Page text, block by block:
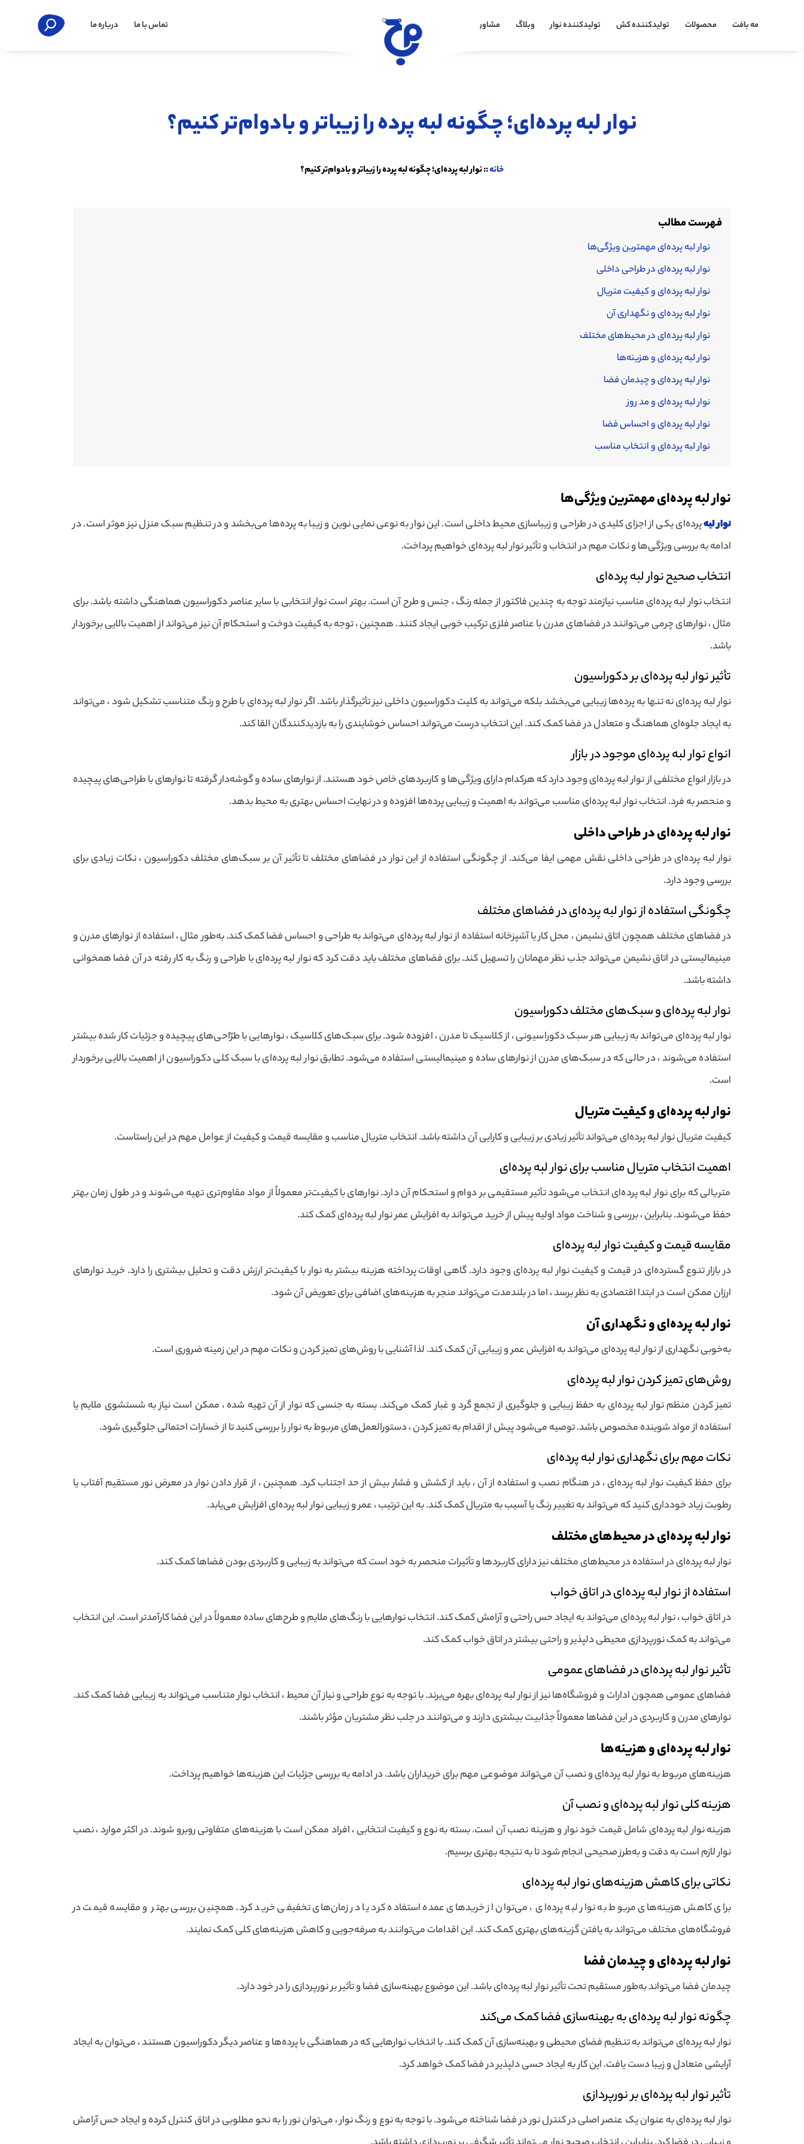
مه بافت محصولات تولیدکننده کش تولیدکننده نوار وبلاگ مشاوره خرید تماس با ما درباره ما
نوار لبه پرده‌ای؛ چگونه لبه پرده را زیباتر و بادوام‌تر کنیم؟
خانه::نوار لبه پرده‌ای؛ چگونه لبه پرده را زیباتر و بادوام‌تر کنیم؟
فهرست مطالب
نوار لبه پرده‌ای مهمترین ویژگی‌ها
نوار لبه پرده‌ای در طراحی داخلی
نوار لبه پرده‌ای و کیفیت متریال
نوار لبه پرده‌ای و نگهداری آن
نوار لبه پرده‌ای در محیط‌های مختلف
نوار لبه پرده‌ای و هزینه‌ها
نوار لبه پرده‌ای و چیدمان فضا
نوار لبه پرده‌ای و مد روز
نوار لبه پرده‌ای و احساس فضا
نوار لبه پرده‌ای و انتخاب مناسب
نوار لبه پرده‌ای مهمترین ویژگی‌ها
نوار لبهپرده‌ای یکی از اجزای کلیدی در طراحی و زیباسازی محیط داخلی است. این نوار به نوعی نمایی نوین و زیبا به پرده‌ها می‌بخشد و در تنظیم سبک منزل نیز موثر است. در
ادامه به بررسی ویژگی‌ها و نکات مهم در انتخاب و تأثیر نوار لبه پرده‌ای خواهیم پرداخت.
انتخاب صحیح نوار لبه پرده‌ای
انتخاب نوار لبه پرده‌ای مناسب نیازمند توجه به چندین فاکتور از جمله رنگ ، جنس و طرح آن است. بهتر است نوار انتخابی با سایر عناصر دکوراسیون هماهنگی داشته باشد. برای
مثال ، نوارهای چرمی می‌توانند در فضاهای مدرن با عناصر فلزی ترکیب خوبی ایجاد کنند. همچنین ، توجه به کیفیت دوخت و استحکام آن نیز می‌تواند از اهمیت بالایی برخوردار
باشد.
تأثیر نوار لبه پرده‌ای بر دکوراسیون
نوار لبه پرده‌ای نه تنها به پرده‌ها زیبایی می‌بخشد بلکه می‌تواند به کلیت دکوراسیون داخلی نیز تأثیرگذار باشد. اگر نوار لبه پرده‌ای با طرح و رنگ متناسب تشکیل شود ، می‌تواند
به ایجاد جلوه‌ای هماهنگ و متعادل در فضا کمک کند. این انتخاب درست می‌تواند احساس خوشایندی را به بازدیدکنندگان القا کند.
انواع نوار لبه پرده‌ای موجود در بازار
در بازار انواع مختلفی از نوار لبه پرده‌ای وجود دارد که هرکدام دارای ویژگی‌ها و کاربردهای خاص خود هستند. از نوارهای ساده و گوشه‌دار گرفته تا نوارهای با طراحی‌های پیچیده
و منحصر به فرد. انتخاب نوار لبه پرده‌ای مناسب می‌تواند به اهمیت و زیبایی پرده‌ها افزوده و در نهایت احساس بهتری به محیط بدهد.
نوار لبه پرده‌ای در طراحی داخلی
نوار لبه پرده‌ای در طراحی داخلی نقش مهمی ایفا می‌کند. از چگونگی استفاده از این نوار در فضاهای مختلف تا تأثیر آن بر سبک‌های مختلف دکوراسیون ، نکات زیادی برای
بررسی وجود دارد.
چگونگی استفاده از نوار لبه پرده‌ای در فضاهای مختلف
در فضاهای مختلف همچون اتاق نشیمن ، محل کار یا آشپزخانه استفاده از نوار لبه پرده‌ای می‌تواند به طراحی و احساس فضا کمک کند. به‌طور مثال ، استفاده از نوارهای مدرن و
مینیمالیستی در اتاق نشیمن می‌تواند جذب نظر مهمانان را تسهیل کند. برای فضاهای مختلف باید دقت کرد که نوار لبه پرده‌ای با طراحی و رنگ به کار رفته در آن فضا همخوانی
داشته باشد.
نوار لبه پرده‌ای و سبک‌های مختلف دکوراسیون
نوار لبه پرده‌ای می‌تواند به زیبایی هر سبک دکوراسیونی ، از کلاسیک تا مدرن ، افزوده شود. برای سبک‌های کلاسیک ، نوارهایی با طرّاحی‌های پیچیده و جزئیات کار شده بیشتر
استفاده می‌شوند ، در حالی که در سبک‌های مدرن از نوارهای ساده و مینیمالیستی استفاده می‌شود. تطابق نوار لبه پرده‌ای با سبک کلی دکوراسیون از اهمیت بالایی برخوردار
است.
نوار لبه پرده‌ای و کیفیت متریال
کیفیت متریال نوار لبه پرده‌ای می‌تواند تأثیر زیادی بر زیبایی و کارایی آن داشته باشد. انتخاب متریال مناسب و مقایسه قیمت و کیفیت از عوامل مهم در این راستاست.
اهمیت انتخاب متریال مناسب برای نوار لبه پرده‌ای
متریالی که برای نوار لبه پرده‌ای انتخاب می‌شود تأثیر مستقیمی بر دوام و استحکام آن دارد. نوارهای با کیفیت‌تر معمولاً از مواد مقاوم‌تری تهیه می‌شوند و در طول زمان بهتر
حفظ می‌شوند. بنابراین ، بررسی و شناخت مواد اولیه پیش از خرید می‌تواند به افزایش عمر نوار لبه پرده‌ای کمک کند.
مقایسه قیمت و کیفیت نوار لبه پرده‌ای
در بازار تنوع گسترده‌ای در قیمت و کیفیت نوار لبه پرده‌ای وجود دارد. گاهی اوقات پرداخته هزینه بیشتر به نوار با کیفیت‌تر ارزش دقت و تحلیل بیشتری را دارد. خرید نوارهای
ارزان ممکن است در ابتدا اقتصادی به نظر برسد ، اما در بلندمدت می‌تواند منجر به هزینه‌های اضافی برای تعویض آن شود.
نوار لبه پرده‌ای و نگهداری آن
به‌خوبی نگهداری از نوار لبه پرده‌ای می‌تواند به افزایش عمر و زیبایی آن کمک کند. لذا آشنایی با روش‌های تمیز کردن و نکات مهم در این زمینه ضروری است.
روش‌های تمیز کردن نوار لبه پرده‌ای
تمیز کردن منظم نوار لبه پرده‌ای به حفظ زیبایی و جلوگیری از تجمع گرد و غبار کمک می‌کند. بسته به جنسی که نوار از آن تهیه شده ، ممکن است نیاز به شستشوی ملایم یا
استفاده از مواد شوینده مخصوص باشد. توصیه می‌شود پیش از اقدام به تمیز کردن ، دستورالعمل‌های مربوط به نوار را بررسی کنید تا از خسارات احتمالی جلوگیری شود.
نکات مهم برای نگهداری نوار لبه پرده‌ای
برای حفظ کیفیت نوار لبه پرده‌ای ، در هنگام نصب و استفاده از آن ، باید از کشش و فشار بیش از حد اجتناب کرد. همچنین ، از قرار دادن نوار در معرض نور مستقیم آفتاب یا
رطوبت زیاد خودداری کنید که می‌تواند به تغییر رنگ یا آسیب به متریال کمک کند. به این ترتیب ، عمر و زیبایی نوار لبه پرده‌ای افزایش می‌یابد.
نوار لبه پرده‌ای در محیط‌های مختلف
نوار لبه پرده‌ای در استفاده در محیط‌های مختلف نیز دارای کاربردها و تأثیرات منحصر به خود است که می‌تواند به زیبایی و کاربردی بودن فضاها کمک کند.
استفاده از نوار لبه پرده‌ای در اتاق خواب
در اتاق خواب ، نوار لبه پرده‌ای می‌تواند به ایجاد حس راحتی و آرامش کمک کند. انتخاب نوارهایی با رنگ‌های ملایم و طرح‌های ساده معمولاً در این فضا کارآمدتر است. این انتخاب
می‌تواند به کمک نورپردازی محیطی دلپذیر و راحتی بیشتر در اتاق خواب کمک کند.
تأثیر نوار لبه پرده‌ای در فضاهای عمومی
فضاهای عمومی همچون ادارات و فروشگاه‌ها نیز از نوار لبه پرده‌ای بهره می‌برند. با توجه به نوع طراحی و نیاز آن محیط ، انتخاب نوار متناسب می‌تواند به زیبایی فضا کمک کند.
نوارهای مدرن و کاربردی در این فضاها معمولاً جذابیت بیشتری دارند و می‌توانند در جلب نظر مشتریان مؤثر باشند.
نوار لبه پرده‌ای و هزینه‌ها
هزینه‌های مربوط به نوار لبه پرده‌ای و نصب آن می‌تواند موضوعی مهم برای خریداران باشد. در ادامه به بررسی جزئیات این هزینه‌ها خواهیم پرداخت.
هزینه کلی نوار لبه پرده‌ای و نصب آن
هزینه نوار لبه پرده‌ای شامل قیمت خود نوار و هزینه نصب آن است. بسته به نوع و کیفیت انتخابی ، افراد ممکن است با هزینه‌های متفاوتی روبرو شوند. در اکثر موارد ، نصب
نوار لازم است به دقت و به‌طرز صحیحی انجام شود تا به نتیجه بهتری برسیم.
نکاتی برای کاهش هزینه‌های نوار لبه پرده‌ای
برای کاهش هزینه‌های مربوط به نوار لبه پرده‌ای ، می‌توان از خریدهای عمده استفاده کرد یا در زمان‌های تخفیفی خرید کرد. همچنین بررسی بهتر و مقایسه قیمت در
فروشگاه‌های مختلف می‌تواند به یافتن گزینه‌های بهتری کمک کند. این اقدامات می‌توانند به صرفه‌جویی و کاهش هزینه‌های کلی کمک نمایند.
نوار لبه پرده‌ای و چیدمان فضا
چیدمان فضا می‌تواند به‌طور مستقیم تحت تأثیر نوار لبه پرده‌ای باشد. این موضوع بهینه‌سازی فضا و تأثیر بر نورپردازی را در خود دارد.
چگونه نوار لبه پرده‌ای به بهینه‌سازی فضا کمک می‌کند
نوار لبه پرده‌ای می‌تواند به تنظیم فضای محیطی و بهینه‌سازی آن کمک کند. با انتخاب نوارهایی که در هماهنگی با پرده‌ها و عناصر دیگر دکوراسیون هستند ، می‌توان به ایجاد
آرایشی متعادل و زیبا دست یافت. این کار به ایجاد حسی دلپذیر در فضا کمک خواهد کرد.
تأثیر نوار لبه پرده‌ای بر نورپردازی
نوار لبه پرده‌ای به عنوان یک عنصر اصلی در کنترل نور در فضا شناخته می‌شود. با توجه به نوع و رنگ نوار ، می‌توان نور را به نحو مطلوبی در اتاق کنترل کرده و ایجاد حس آرامش